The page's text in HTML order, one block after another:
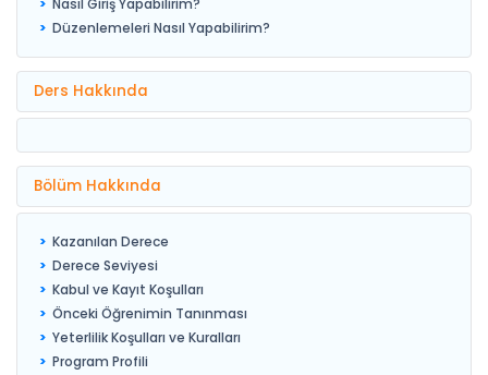
Nasıl Giriş Yapabilirim?
Düzenlemeleri Nasıl Yapabilirim?
Ders Hakkında
Bölüm Hakkında
Kazanılan Derece
Derece Seviyesi
Kabul ve Kayıt Koşulları
Önceki Öğrenimin Tanınması
Yeterlilik Koşulları ve Kuralları
Program Profili